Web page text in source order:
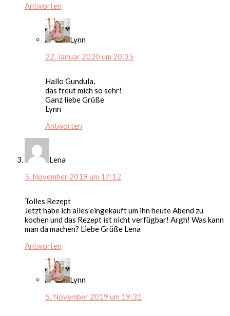
Antworten
Lynn
22. Januar 2020 um 20:35
Hallo Gundula,
das freut mich so sehr!
Ganz liebe Grüße
Lynn
Antworten
Lena
5. November 2019 um 17:12
Tolles Rezept
Jetzt habe ich alles eingekauft um ihn heute Abend zu
kochen und das Rezept ist nicht verfügbar! Argh! Was kann
man da machen? Liebe Grüße Lena
Antworten
Lynn
5. November 2019 um 19:31